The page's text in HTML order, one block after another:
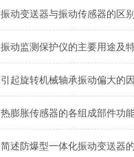
振动变送器与振动传感器的区别